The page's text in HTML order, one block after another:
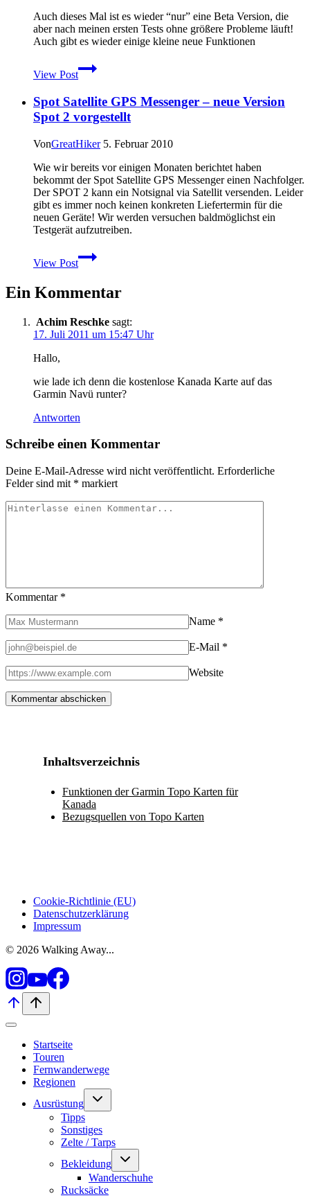
Auch dieses Mal ist es wieder “nur” eine Beta Version, die
aber nach meinen ersten Tests ohne größere Probleme läuft!
Auch gibt es wieder einige kleine neue Funktionen
View Post
Garmin
BETA-
Aktualisierung
für
Oregon
und
Dakota
Spot Satellite GPS Messenger – neue Version
Spot 2 vorgestellt
VonGreatHiker 5. Februar 2010
Wie wir bereits vor einigen Monaten berichtet haben
bekommt der Spot Satellite GPS Messenger einen Nachfolger.
Der SPOT 2 kann ein Notsignal via Satellit versenden. Leider
gibt es immer noch keinen konkreten Liefertermin für die
neuen Geräte! Wir werden versuchen baldmöglichst ein
Testgerät aufzutreiben.
View Post
Spot
Satellite
Messenger
Version
Spot
Ein Kommentar
Achim Reschke sagt:
17. Juli 2011 um 15:47 Uhr
Hallo,
wie lade ich denn die kostenlose Kanada Karte auf das
Garmin Navü runter?
Antworten
Schreibe einen Kommentar
Deine E-Mail-Adresse wird nicht veröffentlicht. Erforderliche
Felder sind mit * markiert
Kommentar *
Name *
E-Mail *
Website
Inhaltsverzeichnis
Funktionen der Garmin Topo Karten für
Kanada
Bezugsquellen von Topo Karten
Cookie-Richtlinie (EU)
Datenschutzerklärung
Impressum
© 2026 Walking Away...
Startseite
Touren
Fernwanderwege
Regionen
Ausrüstung
Untermenü
Tipps
Sonstiges
Zelte / Tarps
Bekleidung
Untermenü
Wanderschuhe
Rucksäcke